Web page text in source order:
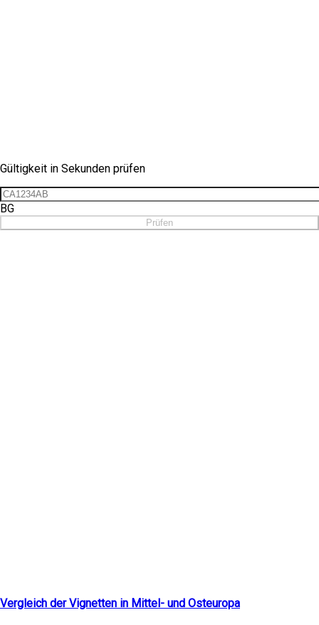
Gültigkeit in Sekunden prüfen
BG
Prüfen
Vergleich der Vignetten in Mittel- und Osteuropa